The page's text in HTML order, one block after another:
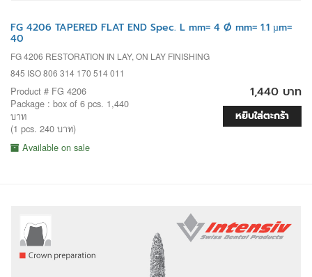
FG 4206 TAPERED FLAT END Spec. L mm= 4 Ø mm= 1.1 µm=
40
FG 4206 RESTORATION IN LAY, ON LAY FINISHING
845 ISO 806 314 170 514 011
Product # FG 4206
Package : box of 6 pcs. 1,440
บาท
(1 pcs. 240 บาท)
Available on sale
1,440 บาท
หยิบใส่ตะกร้า